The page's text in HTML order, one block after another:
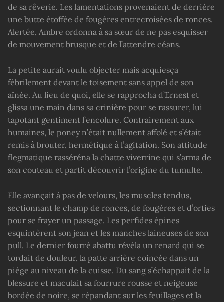
de sa rêverie. Les lamentations provenaient de derrière
une butte étoffée de fougères entrecroisées de ronces.
Alertée, Ambre ordonna à sa sœur de ne pas esquisser
de mouvement brusque et de l’attendre céans.
La petite aurait voulu objecter mais acquiesça
fébrilement devant le toisement sans appel de son
aînée. Au lieu de quoi, elle se rapprocha d’Ernest et
glissa une main dans sa crinière pour se rassurer, lui
tapotant gentiment l’encolure. Contrairement aux
humaines, le poney n’était nullement affolé et s’était
remis à brouter, hermétique à l’agitation. Son attitude
flegmatique rasséréna la chatte viverrine qui s’arma de
son couteau et partit découvrir l’origine du tumulte.
Elle avançait à pas de velours, les muscles tendus,
sectionnant le champ de ronces, de fougères et d’orties
pour se frayer un passage. Les perfides épines
esquintèrent son jean et les manches laineuses de son
pull. Le dernier fourré abattu révéla un renard qui se
tordait de douleur, la patte arrière coincée dans un
piège au niveau de la cuisse. Du sang s’échappait de la
blessure et maculait sa fourrure rousse et neigeuse
bordée de noire, se répandant sur les feuillages et la